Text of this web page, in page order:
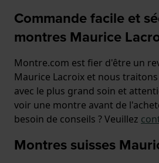
Commande facile et
montres Maurice
Montre.com est fier d'être un
Maurice Lacroix et nous
avec le plus grand soin et
voir une montre avant de
besoin de conseils ? Veuillez
Montres suisses